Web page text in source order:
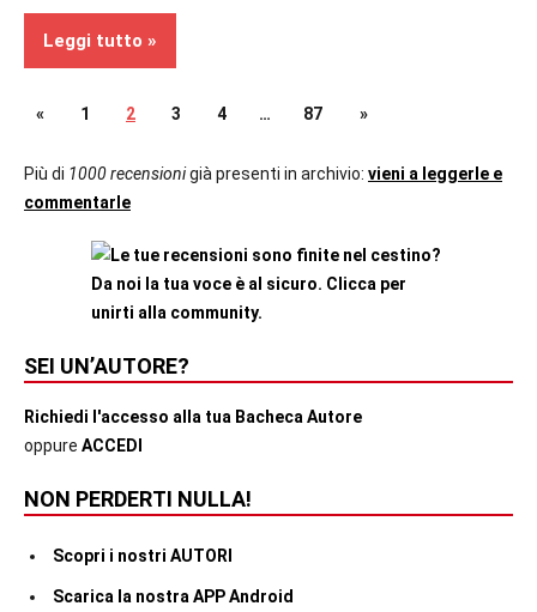
Leggi tutto
Recensioni
Contemporary
Romance
secondo
Paginazione
degli
articoli
«Articolo
1 2 3 4 … 87
Articolo
»
Più di 1000 recensionigià presenti in archivio: vieni a leggerle e
commentarle
SEI UN’AUTORE?
Richiedi l'accesso alla tua Bacheca Autore
oppure ACCEDI
NON PERDERTI NULLA!
Scopri i nostri AUTORI
Scarica la nostra APP Android